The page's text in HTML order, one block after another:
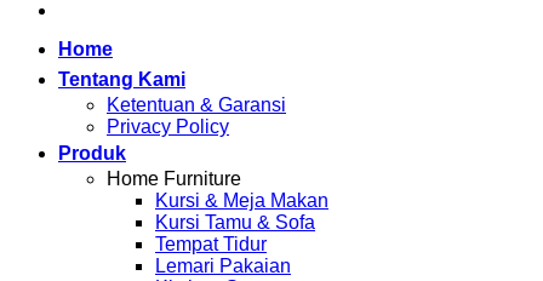
Home
Tentang Kami
Ketentuan & Garansi
Privacy Policy
Produk
Home Furniture
Kursi & Meja Makan
Kursi Tamu & Sofa
Tempat Tidur
Lemari Pakaian